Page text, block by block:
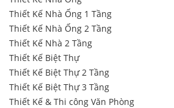
Thiết Kế Nhà Ống 1 Tầng
Thiết Kế Nhà Ống 2 Tầng
Thiết Kế Nhà 2 Tầng
Thiết Kế Biệt Thự
Thiết Kế Biệt Thự 2 Tầng
Thiết Kế Biệt Thự 3 Tầng
Thiết Kế & Thi công Văn Phòng